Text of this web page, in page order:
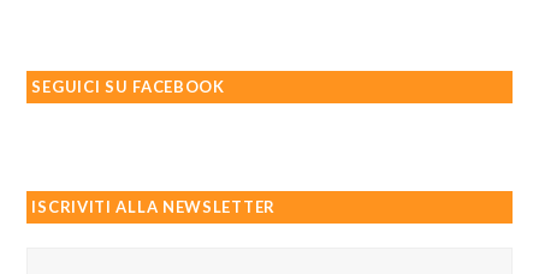
SEGUICI SU FACEBOOK
ISCRIVITI ALLA NEWSLETTER